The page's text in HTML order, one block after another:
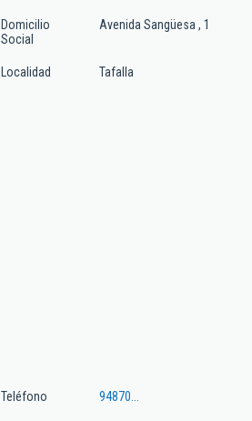
Domicilio
Social
Avenida Sangüesa , 1
Localidad Tafalla
Teléfono 94870...